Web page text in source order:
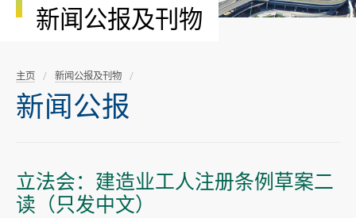
新闻公报及刊物
主页 新闻公报及刊物
新闻公报
立法会：建造业工人注册条例草案二
读（只发中文）